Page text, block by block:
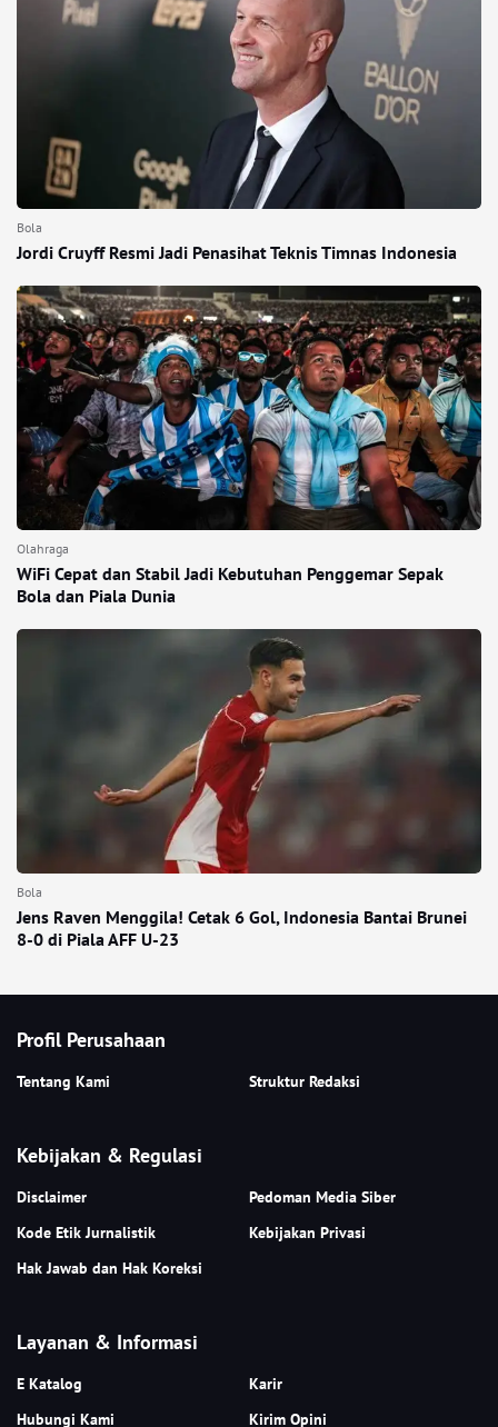
Bola
Jordi Cruyff Resmi Jadi Penasihat Teknis Timnas Indonesia
Olahraga
WiFi Cepat dan Stabil Jadi Kebutuhan Penggemar Sepak
Bola dan Piala Dunia
Bola
Jens Raven Menggila! Cetak 6 Gol, Indonesia Bantai Brunei
8-0 di Piala AFF U-23
Profil Perusahaan
Tentang Kami Struktur Redaksi
Kebijakan & Regulasi
Disclaimer
Pedoman Media Siber
Kode Etik Jurnalistik
Kebijakan Privasi
Hak Jawab dan Hak Koreksi
Layanan & Informasi
E Katalog
Karir
Hubungi Kami
Kirim Opini